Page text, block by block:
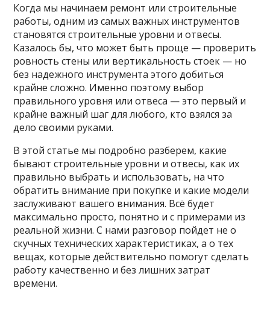
Когда мы начинаем ремонт или строительные
работы, одним из самых важных инструментов
становятся строительные уровни и отвесы.
Казалось бы, что может быть проще — проверить
ровность стены или вертикальность стоек — но
без надежного инструмента этого добиться
крайне сложно. Именно поэтому выбор
правильного уровня или отвеса — это первый и
крайне важный шаг для любого, кто взялся за
дело своими руками.
В этой статье мы подробно разберем, какие
бывают строительные уровни и отвесы, как их
правильно выбрать и использовать, на что
обратить внимание при покупке и какие модели
заслуживают вашего внимания. Всё будет
максимально просто, понятно и с примерами из
реальной жизни. С нами разговор пойдет не о
скучных технических характеристиках, а о тех
вещах, которые действительно помогут сделать
работу качественно и без лишних затрат
времени.